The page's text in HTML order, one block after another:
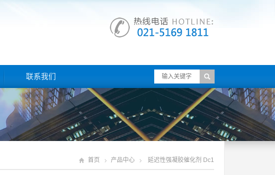
联系我们
首页 产品中心 延迟性强凝胶催化剂 Dc1